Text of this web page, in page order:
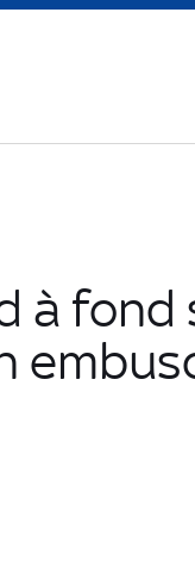
à fond